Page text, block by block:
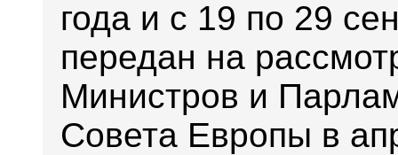
года и с 19 по 29
передан на
Министров и
Совета Европы в